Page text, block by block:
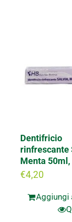
Dentifricio
rinfrescante
Menta 50ml,
€4,20
Aggiungi